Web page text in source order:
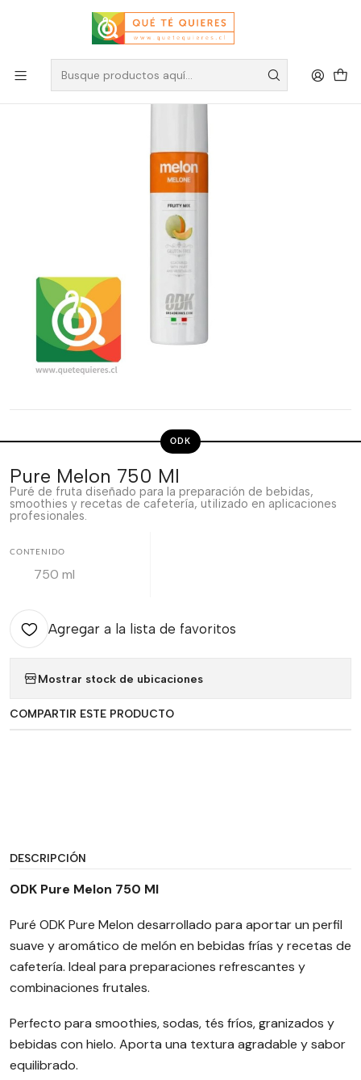
ODK
Pure Melon 750 Ml
Puré de fruta diseñado para la preparación de bebidas,
smoothies y recetas de cafetería, utilizado en aplicaciones
profesionales.
CONTENIDO
750 ml
Agregar a la lista de favoritos
Mostrar stock de ubicaciones
COMPARTIR ESTE PRODUCTO
DESCRIPCIÓN
ODK Pure Melon 750 Ml
Puré ODK Pure Melon desarrollado para aportar un perfil
suave y aromático de melón en bebidas frías y recetas de
cafetería. Ideal para preparaciones refrescantes y
combinaciones frutales.
Perfecto para smoothies, sodas, tés fríos, granizados y
bebidas con hielo. Aporta una textura agradable y sabor
equilibrado.